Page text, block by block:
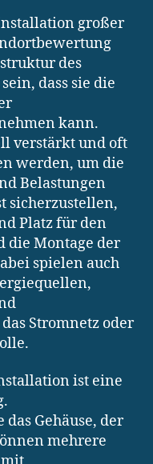
großer
des
dass sie die
kann.
verstärkt und oft
werden, um die
Belastungen
sicherzustellen,
Platz für den
die Montage der
spielen auch
Stromnetz oder
ist eine
Gehäuse, der
mehrere